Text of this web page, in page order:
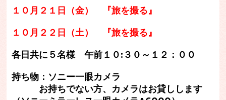
１０月２１日（金） 『旅を撮る』
１０月２２日（土） 『旅を撮る』
各日共に５名様 午前１０:３０～１２：００
持ち物：ソニー一眼カメラ
お持ちでない方、カメラはお貸しします